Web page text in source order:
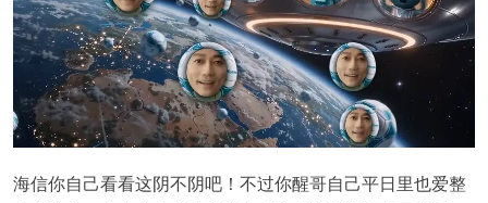
海信你自己看看这阴不阴吧！不过你醒哥自己平日里也爱整